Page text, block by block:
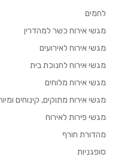
לחמים
מגשי אירוח כשר למהדרין
מגשי אירוח לאירועים
מגשי אירוח לחנוכת בית
מגשי אירוח מלוחים
מגשי אירוח מתוקים, קינוחים
מגשי פירות לאירוח
מהדורת חורף
סופגניות